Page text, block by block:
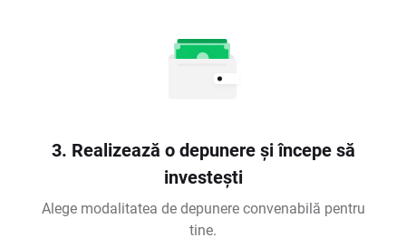
3. Realizează o depunere și începe să
investești
Alege modalitatea de depunere convenabilă pentru
tine.